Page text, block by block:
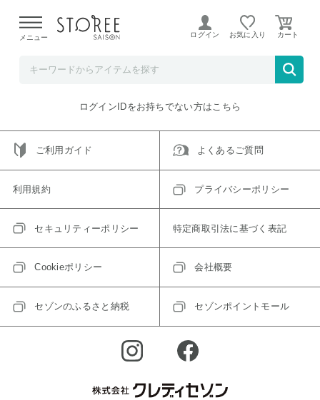
よる配送遅延が発生しております。
メニュー ログイン お気に入り
ご指定のアイテムは取り扱い終了、またはただいま取り扱い
トップへ戻る
ログインIDをお持ちでない方はこちら
ご利用ガイド よくあるご質問
利用規約 プライバシーポリシー
セキュリティーポリシー 特定商取引法に基づく表記
Cookieポリシー 会社概要
セゾンのふるさと納税 セゾンポイントモール